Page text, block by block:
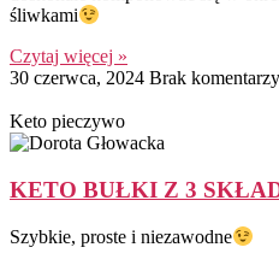
śliwkami
Czytaj więcej »
30 czerwca, 2024 Brak komentarzy
Keto pieczywo
KETO BUŁKI Z 3
Szybkie, proste i niezawodne